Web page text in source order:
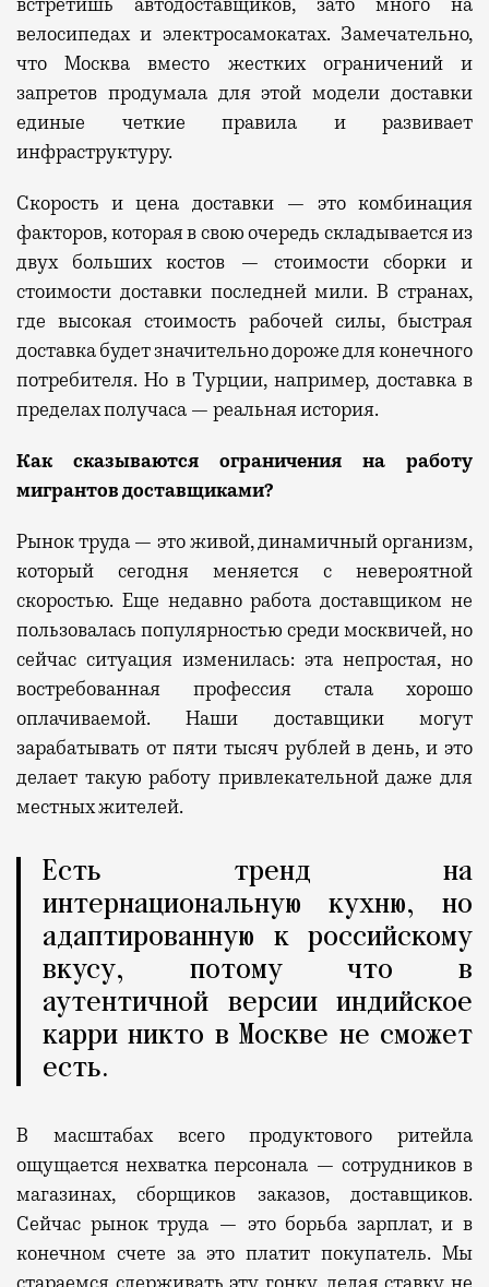
велосипедах и электросамокатах. Замечательно,
что Москва вместо жестких ограничений и
запретов продумала для этой модели доставки
единые четкие правила и развивает
инфраструктуру.
Скорость и цена доставки — это комбинация
факторов, которая в свою очередь складывается из
двух больших костов — стоимости сборки и
стоимости доставки последней мили. В странах,
где высокая стоимость рабочей силы, быстрая
доставка будет значительно дороже для конечного
потребителя.Но в Турции,например, доставка в
пределах получаса — реальная история.
Как сказываются ограничения на работу
мигрантов доставщиками?
Рынок труда — это живой, динамичный организм,
который сегодня меняется с невероятной
скоростью. Еще недавно работа доставщиком не
пользовалась популярностью среди москвичей, но
сейчас ситуация изменилась: эта непростая, но
востребованная профессия стала хорошо
оплачиваемой. Наши доставщики могут
зарабатывать от пяти тысяч рублей в день, и это
делает такую работу привлекательной даже для
местных жителей.
Есть тренд на
интернациональную кухню, но
адаптированную к российскому
вкусу, потому что в
аутентичной версии индийское
карри никто в Москве не сможет
есть.
В масштабах всего продуктового ритейла
ощущается нехватка персонала — сотрудников в
магазинах,сборщиков заказов, доставщиков.
Сейчас рынок труда — это борьба зарплат,и в
конечном счете за это платит покупатель. Мы